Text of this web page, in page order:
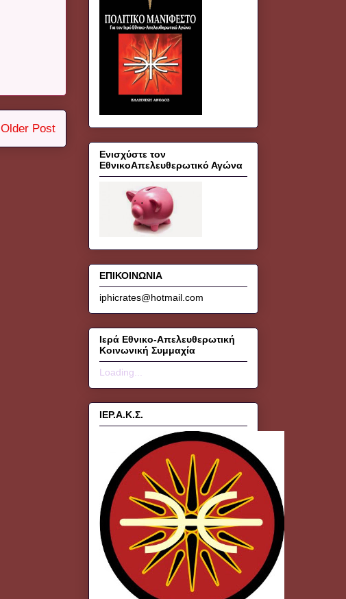
Older Post
Ενισχύστε τον
ΕθνικοΑπελευθερωτικό Αγώνα
ΕΠΙΚΟΙΝΩΝΙΑ
iphicrates@hotmail.com
Ιερά Εθνικο-Απελευθερωτική
Κοινωνική Συμμαχία
Loading...
ΙΕΡ.Α.Κ.Σ.